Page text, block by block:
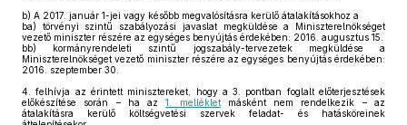
b) A 2017. január 1-jei vagy később megvalósításra kerülő átalakításokhoz a
ba) törvényi szintű szabályozási javaslat megküldése a Miniszterelnökséget
vezető miniszter részére az egységes benyújtás érdekében: 2016. augusztus 15.
bb) kormányrendeleti szintű jogszabály-tervezetek megküldése a
Miniszterelnökséget vezető miniszter részére az egységes benyújtás érdekében:
2016. szeptember 30.
4.
felhívja az érintett minisztereket, hogy a 3. pontban foglalt előterjesztések
előkészítése során – ha az1. mellékletmásként nem rendelkezik – az
átalakításra kerülő költségvetési szervek feladat- és hatásköreinek